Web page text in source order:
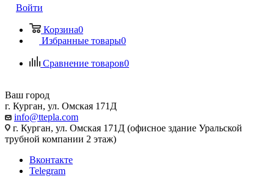
Войти
Корзина0
Избранные товары0
Сравнение товаров0
Ваш город
г. Курган, ул. Омская 171Д
info@ttepla.com
г. Курган, ул. Омская 171Д (офисное здание Уральской
трубной компании 2 этаж)
Вконтакте
Telegram